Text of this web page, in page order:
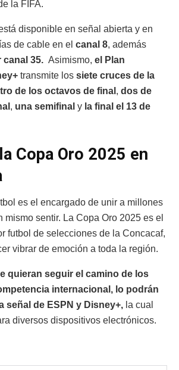
la FIFA.
disponible en señal abierta y en
de cable en el canal 8, además
canal 35. Asimismo, el Plan
transmite los siete cruces de la
de los octavos de final , dos de
, una semifinal y la final el 13 de
Copa Oro 2025 en
es el encargado de unir a millones
mismo sentir. La Copa Oro 2025 es el
futbol de selecciones de la Concacaf,
vibrar de emoción a toda la región.
quieran seguir el camino de los
internacional, lo podrán
señal de ESPN y Disney+, la cual
diversos dispositivos electrónicos.